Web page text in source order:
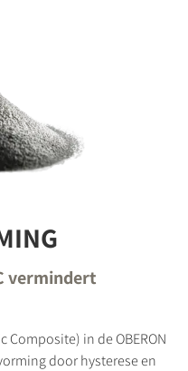
vermindert
Composite) in de OBERON
door hysterese en